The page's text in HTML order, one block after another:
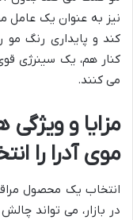
نیز به عنوان یک عامل
کند و پایداری رنگ مو
کنار هم، یک سینرژی
می کنند.
مزایا و
موی آدرا را
انتخاب یک محصول
در بازار، می تواند